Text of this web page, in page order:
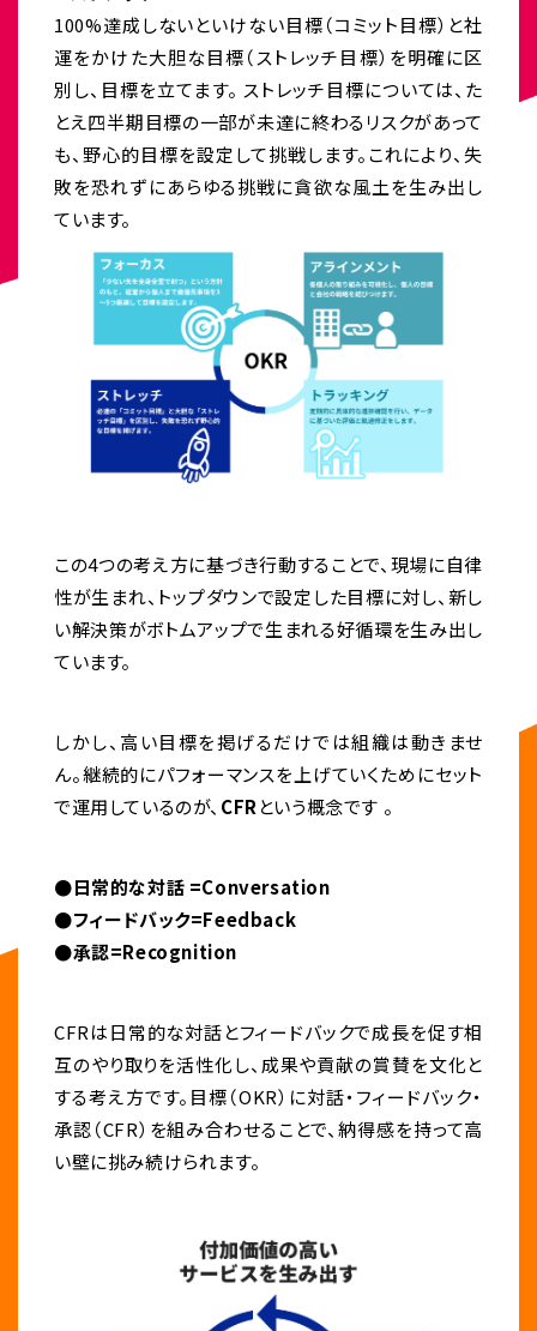
100%達成しないといけない目標（コミット目標）と社
運をかけた大胆な目標（ストレッチ目標）を明確に区
別し、目標を立てます。 ストレッチ目標については、た
とえ四半期目標の一部が未達に終わるリスクがあって
も、野心的目標を設定して挑戦します。これにより、失
敗を恐れずにあらゆる挑戦に貪欲な風土を生み出し
ています。
この4つの考え方に基づき行動することで、現場に自律
性が生まれ、トップダウンで設定した目標に対し、新し
い解決策がボトムアップで生まれる好循環を生み出し
ています。
しかし、高い目標を掲げるだけでは組織は動きませ
ん。継続的にパフォーマンスを上げていくためにセット
で運用しているのが、 CFRという概念です 。
●日常的な対話 =Conversation
●フィードバック=Feedback
●承認=Recognition
CFRは日常的な対話とフィードバックで成長を促す相
互のやり取りを活性化し、成果や貢献の賞賛を文化と
する考え方です。目標（OKR）に対話・フィードバック・
承認（CFR）を組み合わせることで、納得感を持って高
い壁に挑み続けられます。